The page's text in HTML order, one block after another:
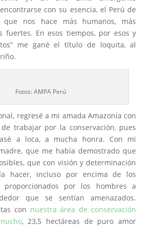
con su esencia, el Perú de
que nos hace más humanos, más
fuertes. En esos tiempos, por esos y
me gané el título de loquita, al
Fotos: AMPA Perú
regresé a mi amada Amazonía con
trabajar por la conservación, pues
a loca, a mucha honra. Con mi
que me había demostrado que
que con visión y determinación
hacer, incluso por encima de los
proporcionados por los hombres a
que se sentían amenazados.
con nuestra área de conservación
, 23,5 hectáreas de puro amor